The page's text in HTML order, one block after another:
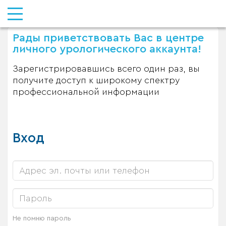
Рады приветствовать Вас в центре
личного урологического аккаунта!
Зарегистрировавшись всего один раз, вы
получите доступ к широкому спектру
профессиональной информации
Вход
Не помню пароль